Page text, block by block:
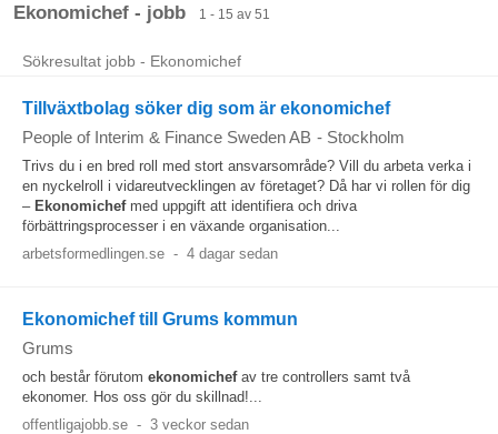
Sortera efter Företag Rekryterare
Ekonomichef - jobb 1 - 15 av 51
Sökresultat jobb - Ekonomichef
Tillväxtbolag söker dig som är ekonomichef
People of Interim & Finance Sweden AB - Stockholm
Trivs du i en bred roll med stort ansvarsområde? Vill du arbeta verka i
en nyckelroll i vidareutvecklingen av företaget? Då har vi rollen för dig
– Ekonomichefmed uppgift att identifiera och driva
förbättringsprocesser i en växande organisation...
arbetsformedlingen.se - 4 dagar sedan
Ekonomichef till Grums kommun
Grums
och består förutom ekonomichefav tre controllers samt två
ekonomer. Hos oss gör du skillnad!...
offentligajobb.se - 3 veckor sedan